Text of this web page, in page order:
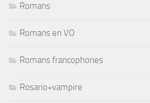
Romans
Romans en VO
Romans francophones
Rosario+vampire